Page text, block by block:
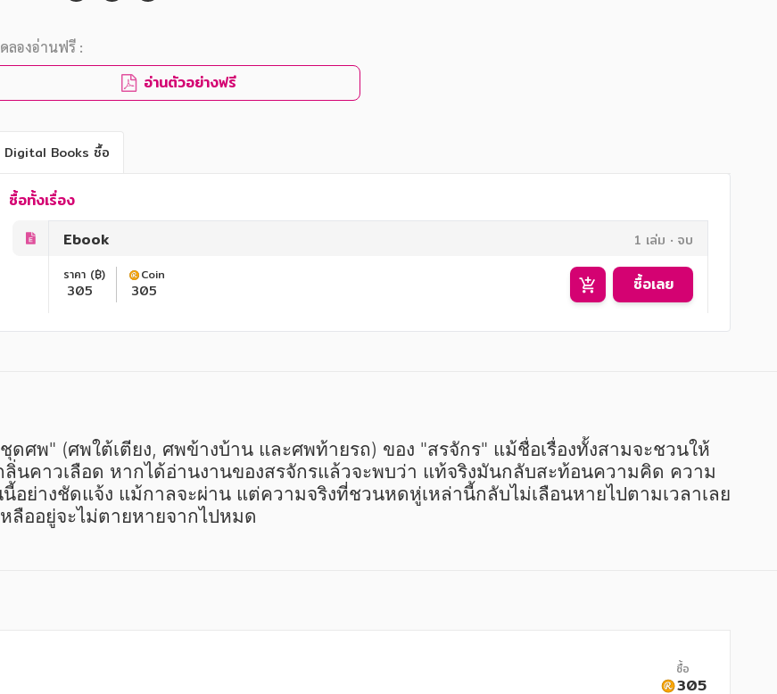
ลองอ่านฟรี :
อ่านตัวอย่างฟรี
Digital Books ซื้อ
ซื้อทั้งเรื่อง
Ebook
1 เล่ม จบ
ราคา (฿)
305
Coin
305 ซื้อเลย
นคาวเลือด หากได้อ่านงานของสรจักรแล้วจะพบว่า แท้จริงมันกลับสะท้อนความคิด ความ
ย่างชัดแจ้ง แม้กาลจะผ่าน แต่ความจริงที่ชวนหดหู่เหล่านี้กลับไม่เลือนหายไปตามเวลาเลย
ออยู่จะไม่ตายหายจากไปหมด
ซื้อ
305